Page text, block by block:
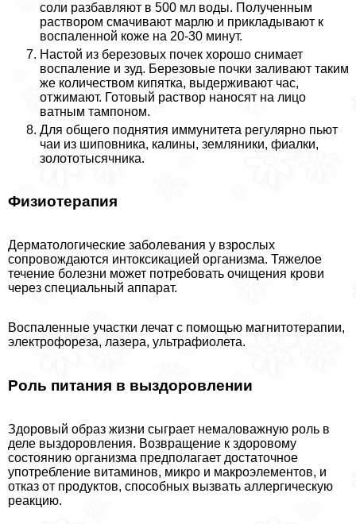
соли разбавляют в 500 мл воды. Полученным
раствором смачивают марлю и прикладывают к
воспаленной коже на 20-30 минут.
Настой из березовых почек хорошо снимает
воспаление и зуд. Березовые почки заливают таким
же количеством кипятка, выдерживают час,
отжимают. Готовый раствор наносят на лицо
ватным тампоном.
Для общего поднятия иммунитета регулярно пьют
чаи из шиповника, калины, земляники, фиалки,
золототысячника.
Физиотерапия
Дерматологические заболевания у взрослых
сопровождаются интоксикацией организма. Тяжелое
течение болезни может потребовать очищения крови
через специальный аппарат.
Воспаленные участки лечат с помощью магнитотерапии,
электрофореза, лазера, ультрафиолета.
Роль питания в выздоровлении
Здоровый образ жизни сыграет немаловажную роль в
деле выздоровления. Возвращение к здоровому
состоянию организма предполагает достаточное
употрeбление витаминов, микро и макроэлементов, и
отказ от продуктов, способных вызвать аллергическую
реакцию.